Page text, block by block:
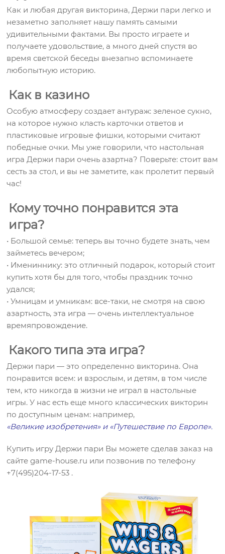
Как и любая другая викторина, Держи пари легко и
незаметно заполняет нашу память самыми
удивительными фактами. Вы просто играете и
получаете удовольствие, а много дней спустя во
время светской беседы внезапно вспоминаете
любопытную историю.
Как в казино
Особую атмосферу создает антураж: зеленое сукно,
на которое нужно класть карточки ответов и
пластиковые игровые фишки, которыми считают
победные очки. Мы уже говорили, что настольная
игра Держи пари очень азартна? Поверьте: стоит вам
сесть за стол, и вы не заметите, как пролетит первый
час!
Кому точно понравится эта
игра?
• Большой семье: теперь вы точно будете знать, чем
займетесь вечером;
• Имениннику: это отличный подарок, который стоит
купить хотя бы для того, чтобы праздник точно
удался;
• Умницам и умникам: все-таки, не смотря на свою
азартность, эта игра — очень интеллектуальное
времяпровождение.
Какого типа эта игра?
Держи пари — это определенно викторина. Она
понравится всем: и взрослым, и детям, в том числе
тем, кто никогда в жизни не играл в настольные
игры. У нас есть еще много классических викторин
по доступным ценам: например,
«Великие изобретения»и «Путешествие по Европе».
Купить игру Держи пари Вы можете сделав заказ на
сайте game-house.ru или позвонив по телефону
+7(495)204-17-53 .